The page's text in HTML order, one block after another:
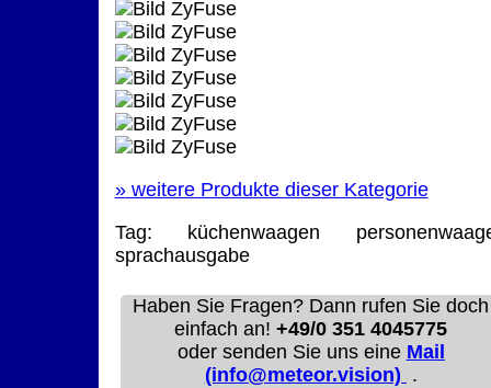
»weitere Produkte dieser Kategorie
Tag:
küchenwaagen
sprachausgabe
Haben Sie Fragen? Dann rufen Sie doch
einfach an!+49/0 351 4045775
oder senden Sie uns eine Mail
(info@meteor.vision) .